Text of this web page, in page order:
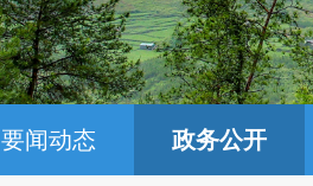
要闻动态 政务公开